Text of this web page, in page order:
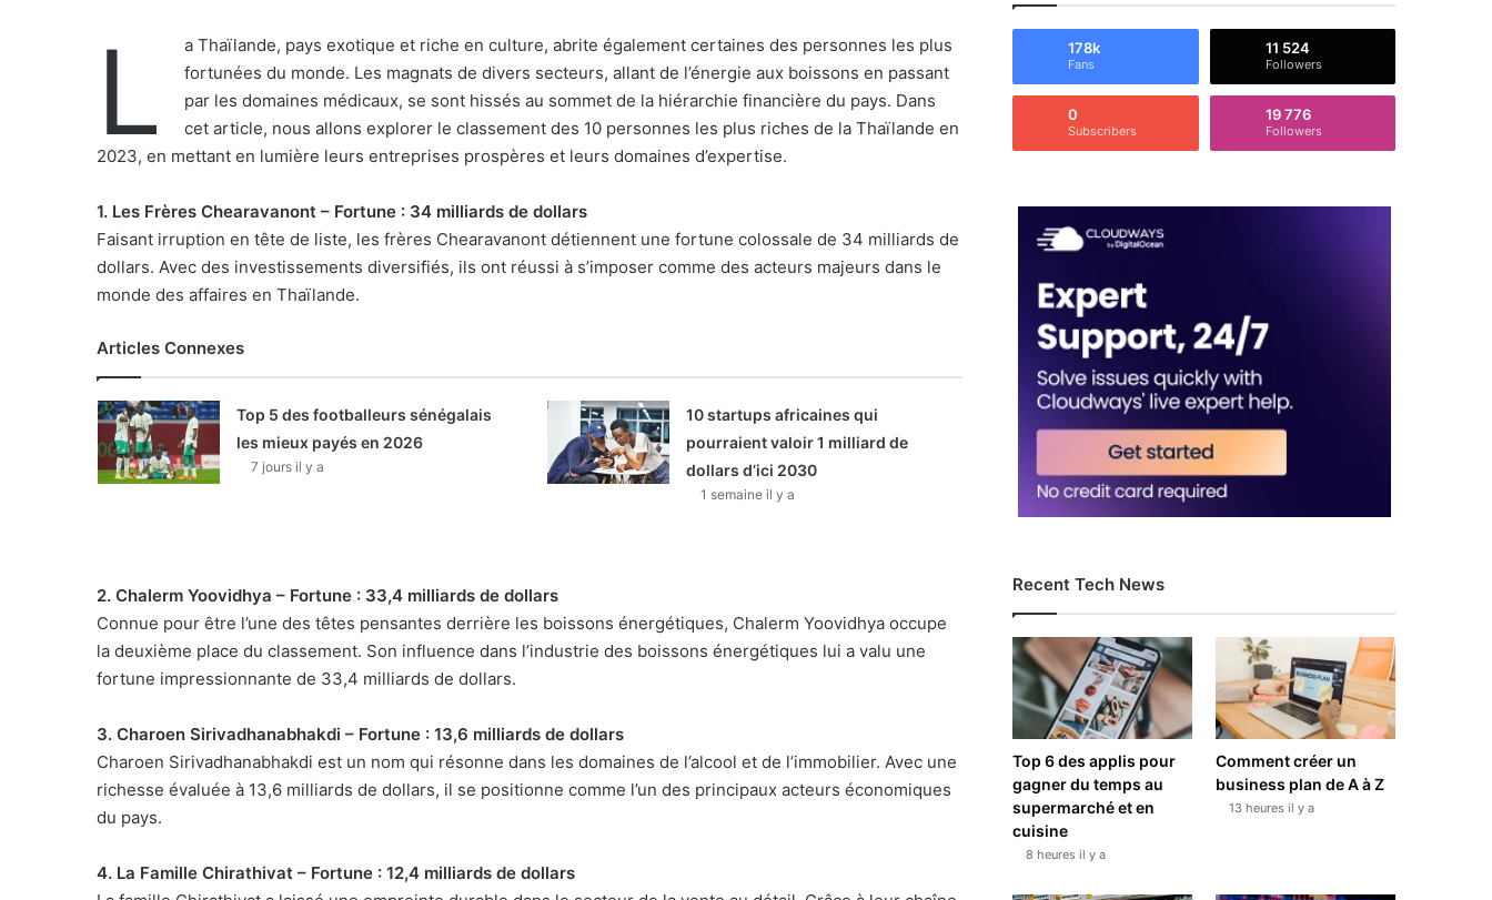
L
a Thaïlande, pays exotique et riche en culture, abrite également certaines des personnes les plus
fortunées du monde. Les magnats de divers secteurs, allant de l’énergie aux boissons en passant
par les domaines médicaux, se sont hissés au sommet de la hiérarchie financière du pays. Dans
cet article, nous allons explorer le classement des 10 personnes les plus riches de la Thaïlande en
2023, en mettant en lumière leurs entreprises prospères et leurs domaines d’expertise.
1. Les Frères Chearavanont – Fortune : 34 milliards de dollars
Faisant irruption en tête de liste, les frères Chearavanont détiennent une fortune colossale de 34 milliards de
dollars. Avec des investissements diversifiés, ils ont réussi à s’imposer comme des acteurs majeurs dans le
monde des affaires en Thaïlande.
Articles Connexes
Top 5 des footballeurs sénégalais
les mieux payés en 2026
7 jours il y a
10 startups africaines qui
pourraient valoir 1 milliard de
dollars d’ici 2030
1 semaine il y a
2. Chalerm Yoovidhya – Fortune : 33,4 milliards de dollars
Connue pour être l’une des têtes pensantes derrière les boissons énergétiques, Chalerm Yoovidhya occupe
la deuxième place du classement. Son influence dans l’industrie des boissons énergétiques lui a valu une
fortune impressionnante de 33,4 milliards de dollars.
3. Charoen Sirivadhanabhakdi – Fortune : 13,6 milliards de dollars
Charoen Sirivadhanabhakdi est un nom qui résonne dans les domaines de l’alcool et de l’immobilier. Avec une
richesse évaluée à 13,6 milliards de dollars, il se positionne comme l’un des principaux acteurs économiques
du pays.
4. La Famille Chirathivat – Fortune : 12,4 milliards de dollars
178k
Fans
11 524
Followers
0
Subscribers
19 776
Followers
Recent Tech News
Top 6 des applis pour
gagner du temps au
supermarché et en
cuisine
8 heures il y a
Comment créer un
business plan de A à Z
13 heures il y a